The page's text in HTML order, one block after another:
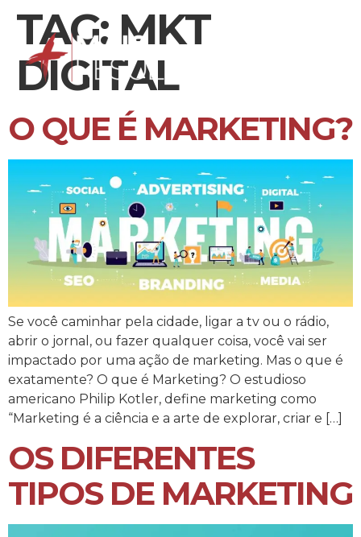
TAG: MKT
DIGITAL
O QUE É MARKETING?
Se você caminhar pela cidade, ligar a tv ou o rádio,
abrir o jornal, ou fazer qualquer coisa, você vai ser
impactado por uma ação de marketing. Mas o que é
exatamente? O que é Marketing? O estudioso
americano Philip Kotler, define marketing como
“Marketing é a ciência e a arte de explorar, criar e […]
OS DIFERENTES
TIPOS DE MARKETING